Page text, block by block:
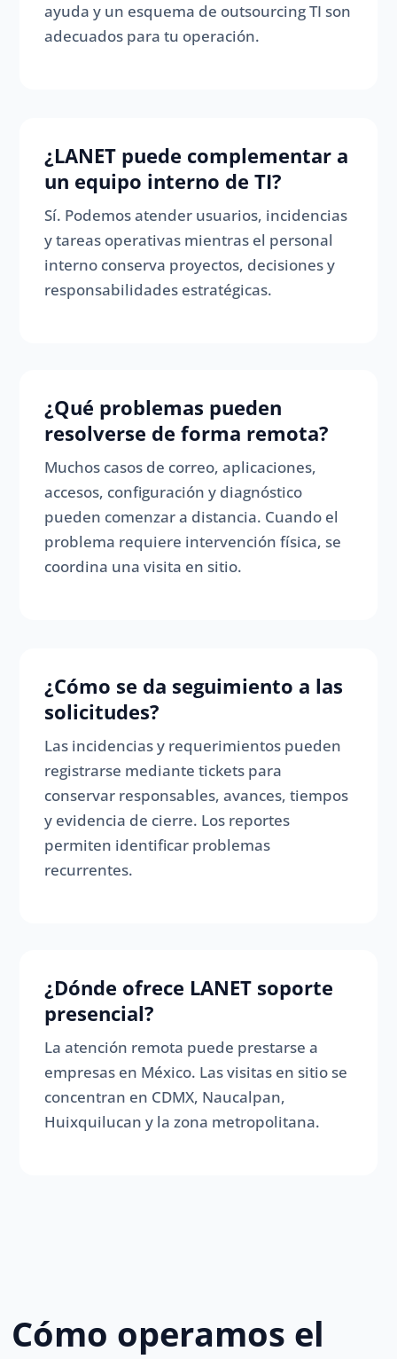
ayuda y un esquema de outsourcing TI son
adecuados para tu operación.
¿LANET puede complementar a
un equipo interno de TI?
Sí. Podemos atender usuarios, incidencias
y tareas operativas mientras el personal
interno conserva proyectos, decisiones y
responsabilidades estratégicas.
¿Qué problemas pueden
resolverse de forma remota?
Muchos casos de correo, aplicaciones,
accesos, configuración y diagnóstico
pueden comenzar a distancia. Cuando el
problema requiere intervención física, se
coordina una visita en sitio.
¿Cómo se da seguimiento a las
solicitudes?
Las incidencias y requerimientos pueden
registrarse mediante tickets para
conservar responsables, avances, tiempos
y evidencia de cierre. Los reportes
permiten identificar problemas
recurrentes.
¿Dónde ofrece LANET soporte
presencial?
La atención remota puede prestarse a
empresas en México. Las visitas en sitio se
concentran en CDMX, Naucalpan,
Huixquilucan y la zona metropolitana.
Cómo operamos el